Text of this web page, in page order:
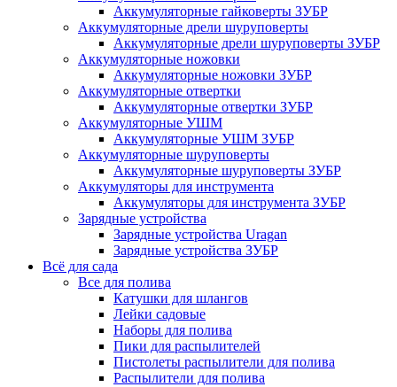
Аккумуляторные гайковерты ЗУБР
Аккумуляторные дрели шуруповерты
Аккумуляторные дрели шуруповерты ЗУБР
Аккумуляторные ножовки
Аккумуляторные ножовки ЗУБР
Аккумуляторные отвертки
Аккумуляторные отвертки ЗУБР
Аккумуляторные УШМ
Аккумуляторные УШМ ЗУБР
Аккумуляторные шуруповерты
Аккумуляторные шуруповерты ЗУБР
Аккумуляторы для инструмента
Аккумуляторы для инструмента ЗУБР
Зарядные устройства
Зарядные устройства Uragan
Зарядные устройства ЗУБР
Всё для сада
Все для полива
Катушки для шлангов
Лейки садовые
Наборы для полива
Пики для распылителей
Пистолеты распылители для полива
Распылители для полива